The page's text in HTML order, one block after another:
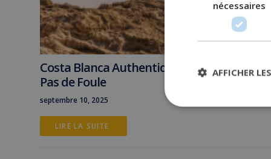
Costa Blanca Authentique : Villes de
Pas de Foule
septembre 10, 2025
LIRE LA SUITE
nécessaires
AFFICHER